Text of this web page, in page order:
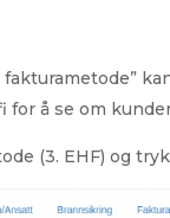
fakturametode”
for å se om
(3. EHF) og